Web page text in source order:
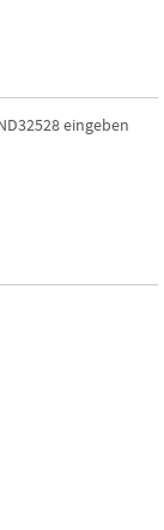
eingeben